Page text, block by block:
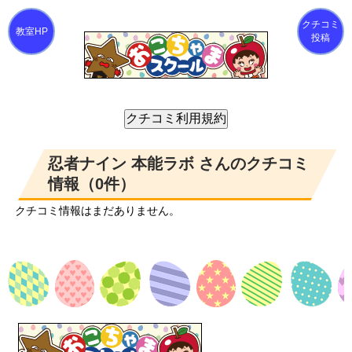
クチコミ
投稿
忍者ナイン 本能ラボ さんのクチコミ
情報（0件）
クチコミ情報はまだありません。